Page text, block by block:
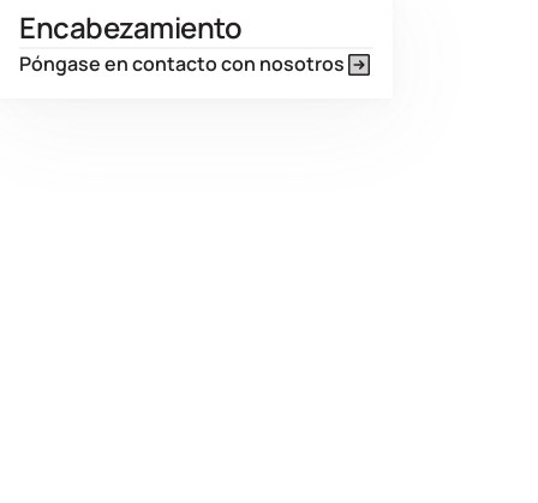
Encabezamiento
Póngase en contacto con nosotros